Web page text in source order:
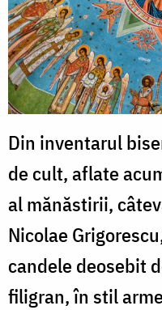
Din inventarul
de cult, aflate
al mănăstirii,
Nicolae
candele deosebit
filigran, în stil